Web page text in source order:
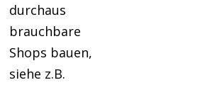
durchaus
brauchbare
Shops bauen,
siehe z.B.